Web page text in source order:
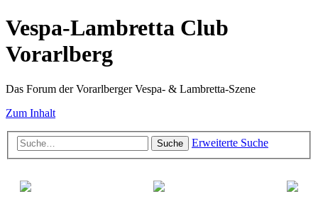
Vespa-Lambretta Club
Vorarlberg
Das Forum der Vorarlberger Vespa- & Lambretta-Szene
Zum Inhalt
Suche Erweiterte Suche